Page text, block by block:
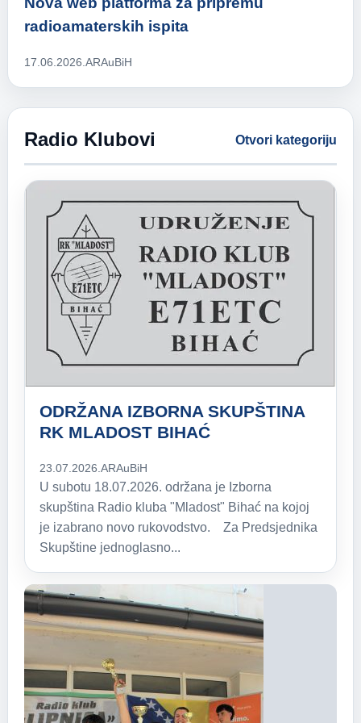
radioamaterskih ispita
17.06.2026. ARAuBiH
Radio Klubovi Otvori kategoriju
ODRŽANA IZBORNA SKUPŠTINA
RK MLADOST BIHAĆ
23.07.2026. ARAuBiH
U subotu 18.07.2026. održana je Izborna
skupština Radio kluba "Mladost" Bihać na kojoj
je izabrano novo rukovodstvo. Za Predsjednika
Skupštine jednoglasno...